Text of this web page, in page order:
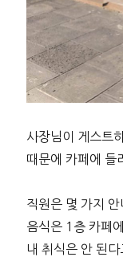
사장님이 게스트
때문에 카페에 들
직원은 몇 가지
음식은 1층 카페
내 취식은 안 된